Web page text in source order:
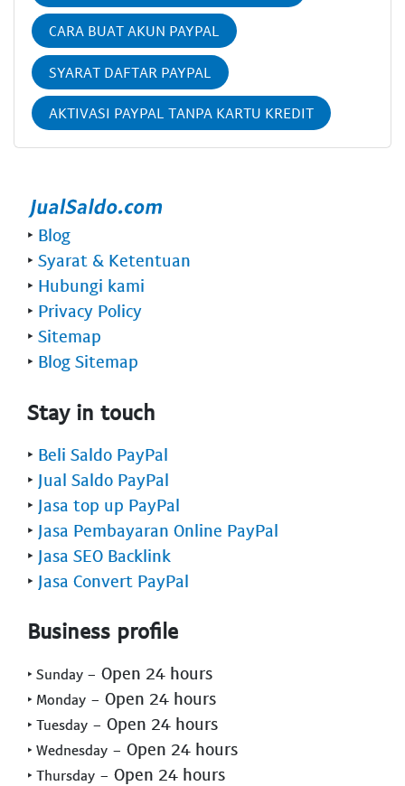
CARA BUAT AKUN PAYPAL
SYARAT DAFTAR PAYPAL
AKTIVASI PAYPAL TANPA KARTU KREDIT
‣ Blog
‣ Syarat & Ketentuan
‣ Hubungi kami
‣ Privacy Policy
‣ Sitemap
‣ Blog Sitemap
Stay in touch
‣ Beli Saldo PayPal
‣ Jual Saldo PayPal
‣ Jasa top up PayPal
‣ Jasa Pembayaran Online PayPal
‣ Jasa SEO Backlink
‣ Jasa Convert PayPal
Business profile
‣ Sunday - Open 24 hours
‣ Monday - Open 24 hours
‣ Tuesday - Open 24 hours
‣ Wednesday - Open 24 hours
‣ Thursday - Open 24 hours